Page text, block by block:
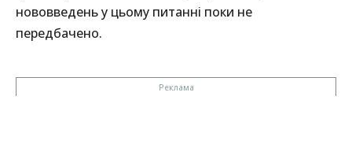
нововведень у цьому питанні поки не
передбачено.